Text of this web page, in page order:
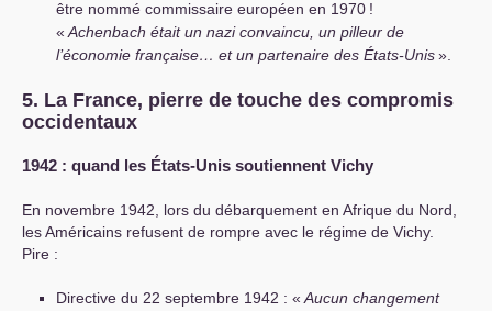
être nommé commissaire européen en 1970 !
« Achenbach était un nazi convaincu, un pilleur de
l’économie française… et un partenaire des États-Unis».
5. La France, pierre de touche des compromis
occidentaux
1942 : quand les États-Unis soutiennent Vichy
En novembre 1942, lors du débarquement en Afrique du Nord,
les Américains refusent de rompre avec le régime de Vichy.
Pire :
Directive du 22 septembre 1942 : « Aucun changement